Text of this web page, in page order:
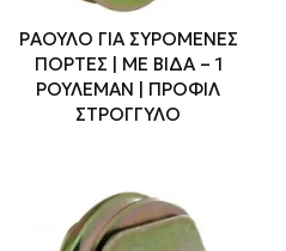
ΡΑΟΥΛΟ ΓΙΑ ΣΥΡΟΜΕΝΕΣ
ΠΟΡΤΕΣ | ΜΕ ΒΙΔΑ – 1
ΡΟΥΛΕΜΑΝ | ΠΡΟΦΙΛ
ΣΤΡΟΓΓΥΛΟ